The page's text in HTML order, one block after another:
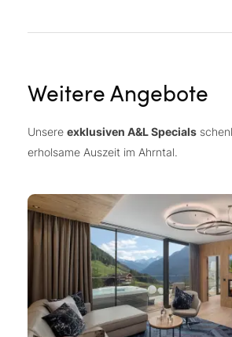
Weitere Angebote
Unsere exklusiven A&L Specials
erholsame Auszeit im Ahrntal.